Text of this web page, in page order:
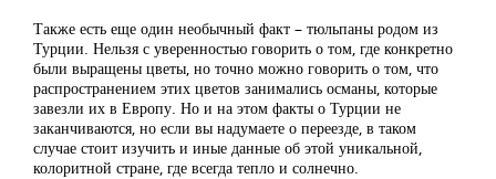
Также есть еще один необычный факт – тюльпаны родом из
Турции. Нельзя с уверенностью говорить о том, где конкретно
были выращены цветы, но точно можно говорить о том, что
распространением этих цветов занимались османы, которые
завезли их в Европу. Но и на этом факты о Турции не
заканчиваются, но если вы надумаете о переезде, в таком
случае стоит изучить и иные данные об этой уникальной,
колоритной стране, где всегда тепло и солнечно.